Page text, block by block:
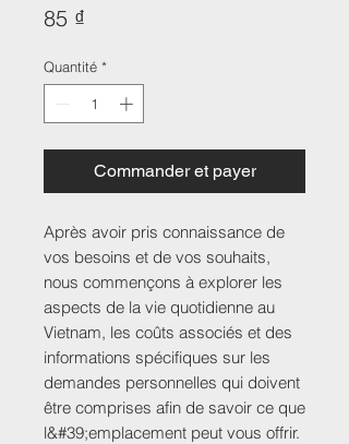
85 ₫
Quantité *
Commander et payer
Après avoir pris connaissance de
vos besoins et de vos souhaits,
nous commençons à explorer les
aspects de la vie quotidienne au
Vietnam, les coûts associés et des
informations spécifiques sur les
demandes personnelles qui doivent
être comprises afin de savoir ce que
l&#39;emplacement peut vous offrir.